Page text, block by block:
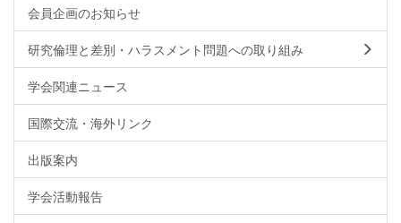
会員企画のお知らせ
研究倫理と差別・ハラスメント問題への取り組み
学会関連ニュース
国際交流・海外リンク
出版案内
学会活動報告